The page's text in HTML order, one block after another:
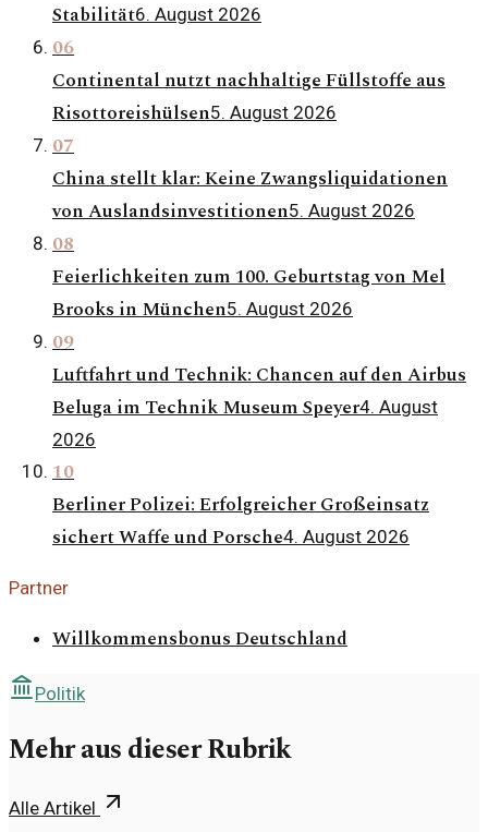
Stabilität6. August 2026
06
Continental nutzt nachhaltige Füllstoffe aus
Risottoreishülsen5. August 2026
07
China stellt klar: Keine Zwangsliquidationen
von Auslandsinvestitionen5. August 2026
08
Feierlichkeiten zum 100. Geburtstag von Mel
Brooks in München5. August 2026
09
Luftfahrt und Technik: Chancen auf den Airbus
Beluga im Technik Museum Speyer4. August
2026
10
Berliner Polizei: Erfolgreicher Großeinsatz
sichert Waffe und Porsche4. August 2026
Partner
Willkommensbonus Deutschland
Politik
Mehr aus dieser Rubrik
Alle Artikel